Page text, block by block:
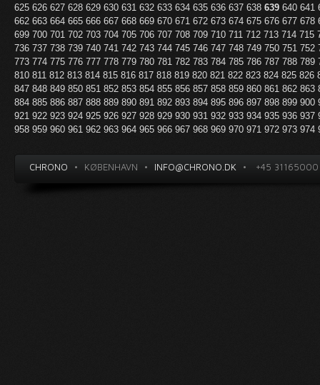
625 626 627 628 629 630 631 632 633 634 635 636 637 638 639 640 641
662 663 664 665 666 667 668 669 670 671 672 673 674 675 676 677 678
699 700 701 702 703 704 705 706 707 708 709 710 711 712 713 714 715
736 737 738 739 740 741 742 743 744 745 746 747 748 749 750 751 752
773 774 775 776 777 778 779 780 781 782 783 784 785 786 787 788 789
810 811 812 813 814 815 816 817 818 819 820 821 822 823 824 825 826
847 848 849 850 851 852 853 854 855 856 857 858 859 860 861 862 863
884 885 886 887 888 889 890 891 892 893 894 895 896 897 898 899 900
921 922 923 924 925 926 927 928 929 930 931 932 933 934 935 936 937
958 959 960 961 962 963 964 965 966 967 968 969 970 971 972 973 974
CHRONO • KØBENHAVN • INFO@CHRONO.DK • +45 31165000